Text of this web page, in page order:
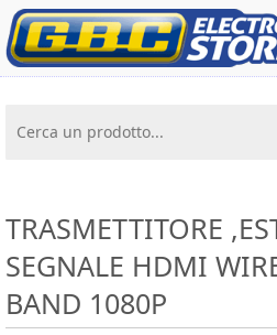
Cerca un prodotto...
TRASMETTITORE
SEGNALE HDMI
BAND 1080P